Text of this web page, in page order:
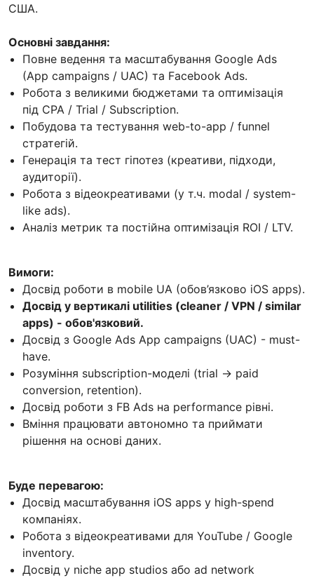
США.
Основні завдання:
Повне ведення та масштабування Google Ads
(App campaigns / UAC) та Facebook Ads.
Робота з великими бюджетами та оптимізація
під CPA / Trial / Subscription.
Побудова та тестування web-to-app / funnel
стратегій.
Генерація та тест гіпотез (креативи, підходи,
аудиторії).
Робота з відеокреативами (у т.ч. modal / system-
like ads).
Аналіз метрик та постійна оптимізація ROI / LTV.
Вимоги:
Досвід роботи в mobile UA (обов’язково iOS apps).
Досвід у вертикалі utilities (cleaner / VPN / similar
apps) - обов'язковий.
Досвід з Google Ads App campaigns (UAC) - must-
have.
Розуміння subscription-моделі (trial → paid
conversion, retention).
Досвід роботи з FB Ads на performance рівні.
Вміння працювати автономно та приймати
рішення на основі даних.
Буде перевагою:
Досвід масштабування iOS apps у high-spend
компаніях.
Робота з відеокреативами для YouTube / Google
inventory.
Досвід у niche app studios або ad network